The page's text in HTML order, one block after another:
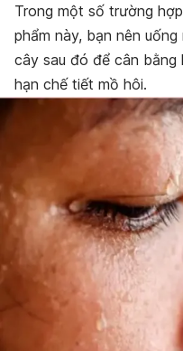
Trong một số trường
phẩm này, bạn nên
cây sau đó để cân bằng
hạn chế tiết mồ hôi.